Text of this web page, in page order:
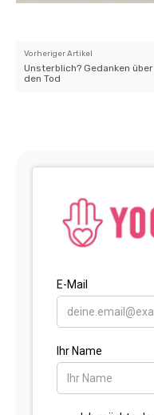
Vorheriger Artikel
Unsterblich? Gedanken über
den Tod